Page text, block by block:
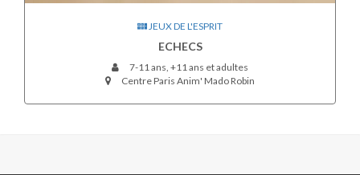
JEUX DE L'ESPRIT
ECHECS
7-11 ans, +11 ans et adultes
Centre Paris Anim' Mado Robin